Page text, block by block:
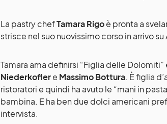
La pastry chefTamara Rigoè pronta a
strisce nel suo nuovissimo corso in arrivo
Tamara ama definirsi “Figlia delle
Niederkoflere Massimo Bottura. È figlia
ristoratori e quindi ha avuto le “mani in
bambina. E ha ben due dolci americani
intervista.